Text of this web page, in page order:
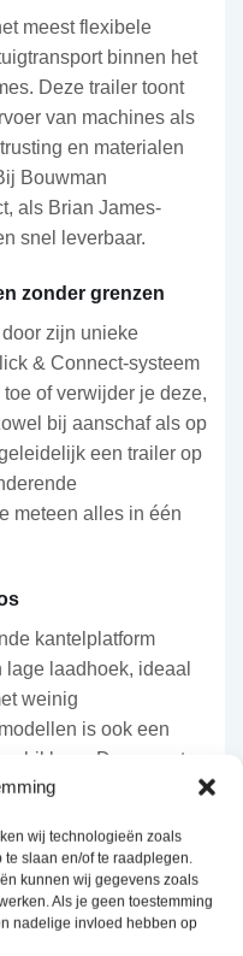
wij technologieën zoals
slaan en/of te raadplegen.
kunnen wij gegevens zoals
Als je geen toestemming
nadelige invloed hebben op
meest flexibele
binnen het
Deze trailer toont
van machines als
en materialen
Bouwman
als Brian James-
snel leverbaar.
zonder grenzen
zijn unieke
& Connect-systeem
of verwijder je deze,
bij aanschaf als op
een trailer op
meteen alles in één
kantelplatform
laadhoek, ideaal
weinig
is ook een
Daarnaast
meter voor algemene
overrijplaten kun je
het trekkende